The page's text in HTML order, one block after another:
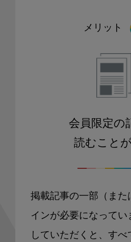
メリット
会員限定の
読むこと
掲載記事の一部（また
インが必要になってい
していただくと、す